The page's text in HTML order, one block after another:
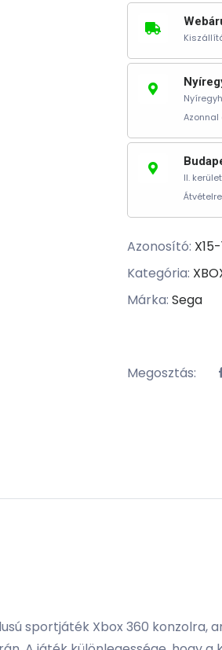
Azonnal
II.
Azonosító:
Kategória:
Márka: Sega
Megosztás:
sportjáték Xbox 360